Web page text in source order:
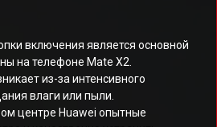
включения является основной
на телефоне Mate X2.
из-за интенсивного
влаги или пыли.
центре Huawei опытные